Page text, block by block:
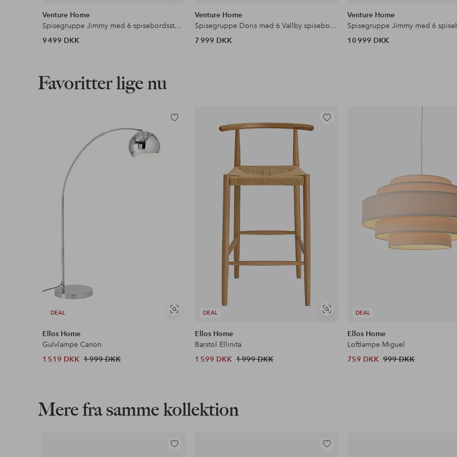
Venture Home
Spisegruppe Jimmy med 6 spisebordsstole Velvet Stitches
9 499 DKK
Venture Home
Spisegruppe Doris med 6 Vallby spisebordsstole
7 999 DKK
Venture Home
10 999 DKK
Favoritter lige nu
DEAL
Se
Tilføj
Ellos Home
Gulvlampe Canon
1 519 DKK 1 999 DKK
DEAL
Se
Tilføj
Ellos Home
Barstol Ellinita
1 599 DKK 1 999 DKK
DEAL
Ellos Home
Loftlampe Miguel
759 DKK 999 DKK
Mere fra samme kollektion
Tilføj
Tilføj